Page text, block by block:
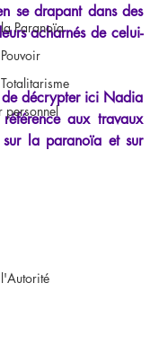
Paranoïa
personnel
se drapant dans des
acharnés de celui-
décrypter ici Nadia
aux travaux
la paranoïa et sur